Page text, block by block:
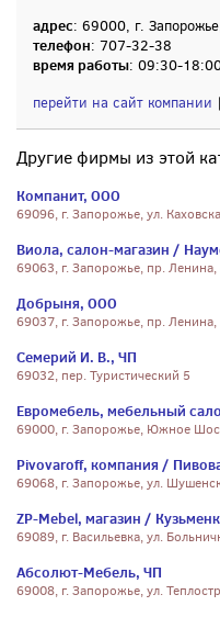
адрес: 69000, г.
телефон: 707-32-38
время работы: 09:30-
перейти на сайт компании |
Другие фирмы из этой
Компанит, ООО
69096, г. Запорожье, ул.
Виола, салон-магазин /
69063, г. Запорожье, пр. Ленина,
Добрыня, ООО
69037, г. Запорожье, пр.
Семерий И. В., ЧП
69032, пер. Туристический 5
Евромебель, мебельный
69000, г. Запорожье, Южное
Pivovaroff, компания /
69068, г. Запорожье, ул.
ZP-Mebel, магазин /
69089, г. Васильевка, ул.
Абсолют-Мебель, ЧП
69008, г. Запорожье, ул.